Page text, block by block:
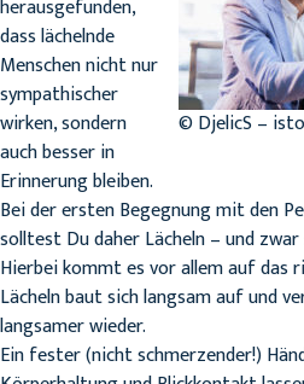
© DjelicS –
herausgefunden,
dass lächelnde
Menschen nicht nur
sympathischer
wirken, sondern
auch besser in
Erinnerung bleiben.
Bei der ersten Begegnung mit den
solltest Du daher Lächeln – und
Hierbei kommt es vor allem auf das
Lächeln baut sich langsam auf und
langsamer wieder.
Ein fester (nicht schmerzender!)